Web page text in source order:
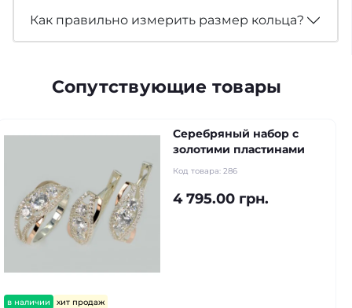
Как правильно измерить размер кольца?
Сопутствующие товары
в наличии хит продаж
Серебряный набор с
золотими пластинами
Код товара: 286
4 795.00 грн.